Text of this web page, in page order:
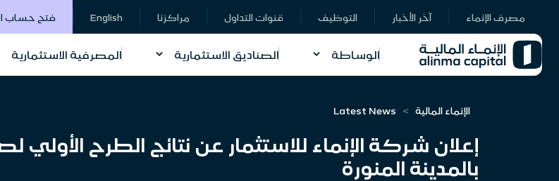
مصرف الإنماء آخر الأخبار التوظيف قنوات التداول مراكزنا English فتح حساب
الوساطة الصناديق الاستثمارية المصرفية الاستثمارية
الإنماء المالية Latest News
إعلان شركة الإنماء للاستثمار عن نتائج الطرح
بالمدينة المنورة